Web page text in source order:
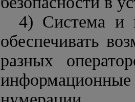
4) Система и
обеспечивать
разных